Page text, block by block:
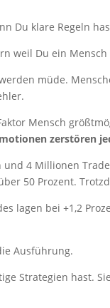
Du klare Regeln
weil Du ein Mensch
müde.
Mensch
zerstören
4 Millionen
50 Prozent.
lagen bei +1,2
Ausführung.
Strategien hast.